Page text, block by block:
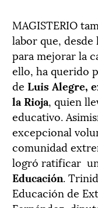
MAGISTERIO
labor que, desde
para mejorar la
ello, ha querido
de Luis Alegre,
la Rioja, quien
educativo.
excepcional
comunidad
logró ratificar
Educación.
Educación de